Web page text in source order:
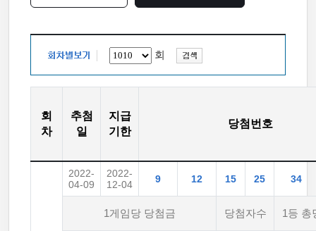
회
회
차
추첨
일
지급
기한
당첨번호
2022-
04-09
2022-
12-04
9 12 15 25 34
1게임당 당첨금 당첨자수 1등 총